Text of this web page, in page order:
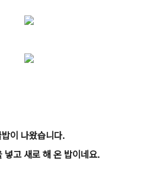
이 나왔습니다.
넣고 새로 해 온 밥이네요.